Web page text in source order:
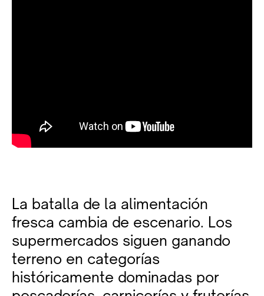
La batalla de la alimentación
fresca cambia de escenario. Los
supermercados siguen ganando
terreno en categorías
históricamente dominadas por